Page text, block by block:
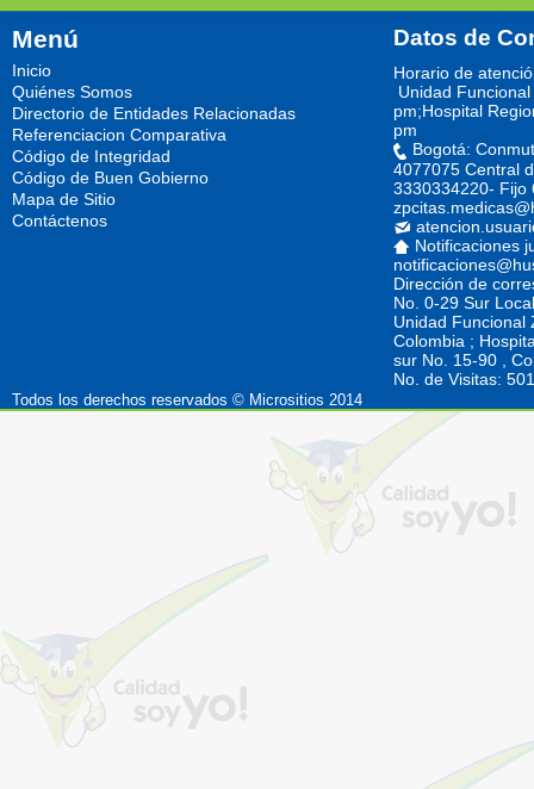
Menú
Inicio
Quiénes Somos
Directorio de Entidades Relacionadas
Referenciacion Comparativa
Código de Integridad
Código de Buen Gobierno
Mapa de Sitio
Contáctenos
Datos de
Horario de
Unidad
pm;Hospital
pm
Bogotá:
4077075 Central
3330334220-
Notificaciones
Dirección de
No. 0-29 Sur
Unidad Funcional
Colombia ;
sur No. 15-90 ,
No. de Visitas:
Todos los derechos reservados © Micrositios 2014